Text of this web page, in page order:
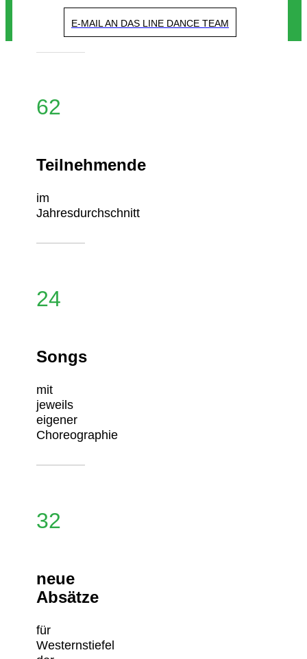
E-MAIL AN DAS LINE DANCE TEAM
62
Teilnehmende
im
Jahresdurchschnitt
24
Songs
mit
jeweils
eigener
Choreographie
32
neue
Absätze
für
Westernstiefel